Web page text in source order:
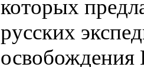
которых
русских
освобождения